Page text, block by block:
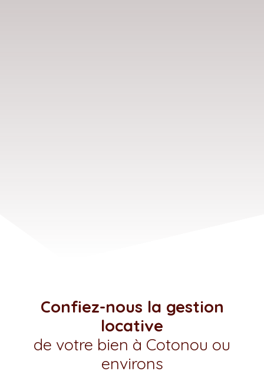
Confiez-nous la gestion
locative
de votre bien à Cotonou ou
environs